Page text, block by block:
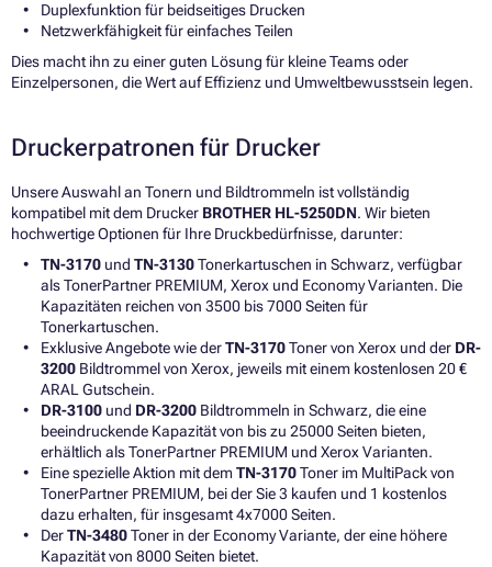
Duplexfunktion für beidseitiges Drucken
Netzwerkfähigkeit für einfaches Teilen
Dies macht ihn zu einer guten Lösung für kleine Teams oder
Einzelpersonen, die Wert auf Effizienz und Umweltbewusstsein legen.
Druckerpatronen für Drucker
Unsere Auswahl an Tonern und Bildtrommeln ist vollständig
kompatibel mit dem Drucker BROTHER HL-5250DN. Wir bieten
hochwertige Optionen für Ihre Druckbedürfnisse, darunter:
TN-3170 und TN-3130Tonerkartuschen in Schwarz, verfügbar
als TonerPartner PREMIUM, Xerox und Economy Varianten. Die
Kapazitäten reichen von 3500 bis 7000 Seiten für
Tonerkartuschen.
Exklusive Angebote wie derTN-3170Toner von Xerox und der DR-
3200 Bildtrommel von Xerox, jeweils mit einem kostenlosen 20 €
ARAL Gutschein.
DR-3100 und DR-3200 Bildtrommeln in Schwarz, die eine
beeindruckende Kapazität von bis zu 25000 Seiten bieten,
erhältlich als TonerPartner PREMIUM und Xerox Varianten.
Eine spezielle Aktion mit demTN-3170Toner im MultiPack von
TonerPartner PREMIUM, bei der Sie 3 kaufen und 1 kostenlos
dazu erhalten, für insgesamt 4x7000 Seiten.
DerTN-3480Toner in der Economy Variante, der eine höhere
Kapazität von 8000 Seiten bietet.